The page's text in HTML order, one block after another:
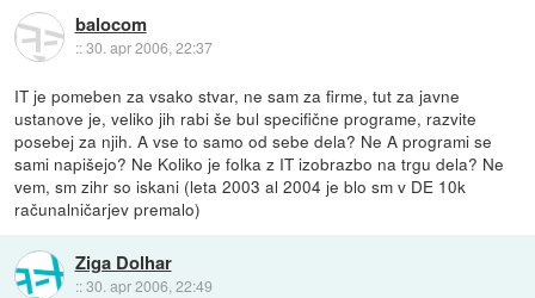
balocom
::30. apr 2006, 22:37
IT je pomeben za vsako stvar, ne sam za firme, tut za javne
ustanove je, veliko jih rabi še bul specifične programe, razvite
posebej za njih. A vse to samo od sebe dela? Ne A programi se
sami napišejo? Ne Koliko je folka z IT izobrazbo na trgu dela? Ne
vem, sm zihr so iskani (leta 2003 al 2004 je blo sm v DE 10k
računalničarjev premalo)
Ziga Dolhar
::30. apr 2006, 22:49